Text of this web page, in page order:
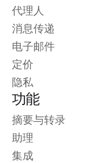
代理人
消息传递
电子邮件
定价
隐私
功能
摘要与转录
助理
集成